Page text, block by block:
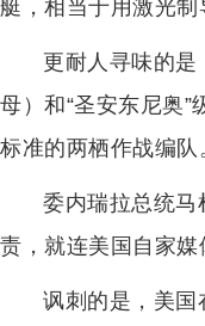
艇，相当于用激光制
更耐人寻味的是
母）和“圣安东尼奥
标准的两栖作战编队
委内瑞拉总统马
责，就连美国自家媒
讽刺的是，美国